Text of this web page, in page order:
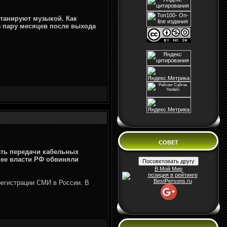
музыкой. Как
пару месяцев после выхода
передачи кабельных
власти РФ обвиняли
СМИ в России. В
СОВЕТ
В Мой Мир